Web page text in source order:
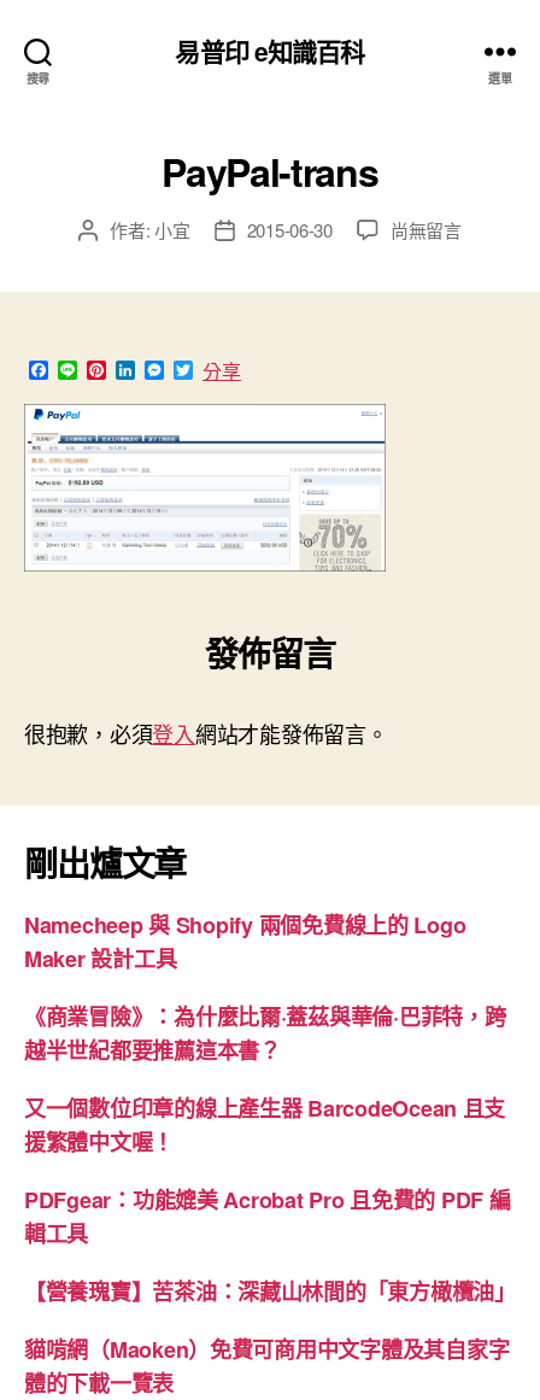
搜尋
易普印 e知識百科
選單
PayPal-trans
文 作者:小宜
文
期
2015-06-30
在
尚無留言
F
a
c
e
b
o
o
k
L
n
e
P
n
e
r
e
s
L
n
e
d
I
n
M
e
s
e
g
e
T
w
i
t
r
分享
發佈留言
很抱歉，必須登入網站才能發佈留言。
剛出爐文章
Namecheep 與 Shopify 兩個免費線上的 Logo
Maker 設計工具
《商業冒險》：為什麼比爾·蓋茲與華倫·巴菲特，跨
越半世紀都要推薦這本書？
又一個數位印章的線上產生器 BarcodeOcean 且支
援繁體中文喔！
PDFgear：功能媲美 Acrobat Pro 且免費的 PDF 編
輯工具
【營養瑰寶】苦茶油：深藏山林間的「東方橄欖油」
貓啃網（Maoken）免費可商用中文字體及其自家字
體的下載一覽表